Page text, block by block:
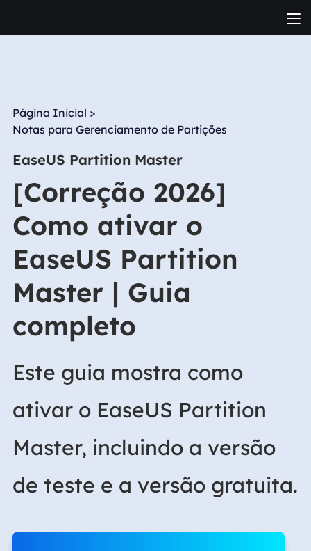
Página Inicial >
Notas para Gerenciamento de Partições
EaseUS Partition Master
[Correção 2026]
Como ativar o
EaseUS Partition
Master | Guia
completo
Este guia mostra como
ativar o EaseUS Partition
Master, incluindo a versão
de teste e a versão gratuita.